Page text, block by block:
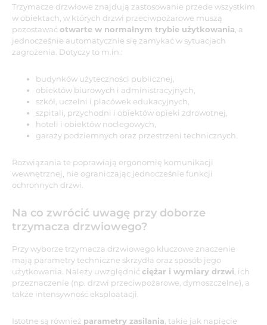
Trzymacze drzwiowe znajdują zastosowanie przede wszystkim
w obiektach, w których drzwi przeciwpożarowe muszą
pozostawaćotwarte w normalnym trybie użytkowania , a
jednocześnie automatycznie się zamykać w sytuacjach
zagrożenia. Dotyczy to m.in.:
budynków użyteczności publicznej,
obiektów biurowych i administracyjnych,
szkół, uczelni i placówek edukacyjnych,
szpitali, przychodni i obiektów opieki zdrowotnej,
hoteli i obiektów noclegowych,
garaży podziemnych oraz przestrzeni technicznych.
Rozwiązania te poprawiają ergonomię komunikacji
wewnętrznej, nie ograniczając jednocześnie funkcji
ochronnych drzwi.
Na co zwrócić uwagę przy doborze
trzymacza drzwiowego?
Przy wyborze trzymacza drzwiowego kluczowe znaczenie
mają parametry techniczne skrzydła oraz sposób jego
użytkowania. Należy uwzględnićciężar i wymiary drzwi , ich
przeznaczenie (np. drzwi przeciwpożarowe, dymoszczelne), a
także intensywność eksploatacji.
Istotne są również parametry zasilania , takie jak napięcie